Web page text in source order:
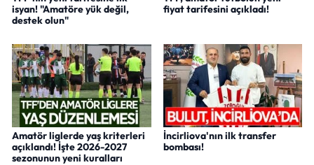
isyan! "Amatöre yük değil,
destek olun"
fiyat tarifesini açıkladı!
Amatör liglerde yaş kriterleri
açıklandı! İşte 2026-2027
sezonunun yeni kuralları
İncirliova'nın ilk transfer
bombası!